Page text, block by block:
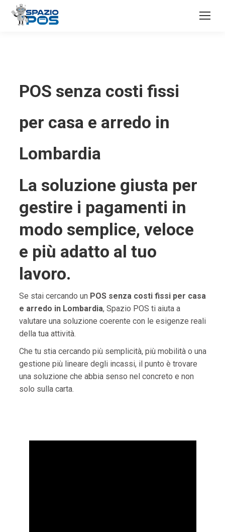
POS senza costi fissi
per casa e arredo in
Lombardia
La soluzione giusta per
gestire i pagamenti in
modo semplice, veloce
e più adatto al tuo
lavoro.
Se stai cercando un POS senza costi fissi per casa
e arredo in Lombardia, Spazio POS ti aiuta a
valutare una soluzione coerente con le esigenze reali
della tua attività.
Che tu stia cercando più semplicità, più mobilità o una
gestione più lineare degli incassi, il punto è trovare
una soluzione che abbia senso nel concreto e non
solo sulla carta.